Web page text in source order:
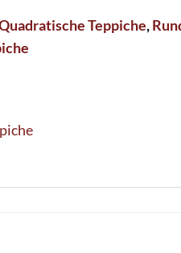
Teppiche,